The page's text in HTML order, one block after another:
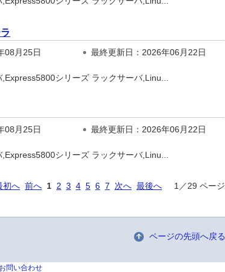
08月25日
最終更新日：2026年06月22日
シリーズ ラックサーバ,Linu...
08月25日
最終更新日：2026年06月22日
シリーズ ラックサーバ,Linu...
初へ 前へ 1 2 3 4 5 6 7 次へ 最後へ 1／29 ページ
ページの先頭へ戻る
お問い合わせ